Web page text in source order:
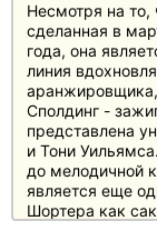
Несмотря на то,
сделанная в
года, она
линия
Сполдинг -
представлена
и Тони
до мелодичной
является еще
Шортера как